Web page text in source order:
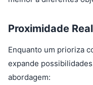
Proximidade
Enquanto um prioriza
expande
abordagem: